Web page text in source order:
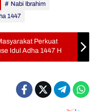
Nabi Ibrahim
1447
Perkuat
Idul Adha 1447 H